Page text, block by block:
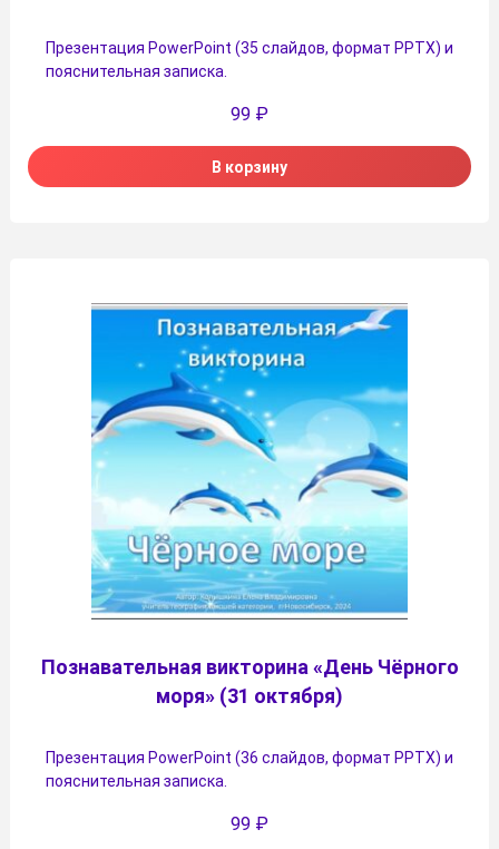
Презентация PowerPoint (35 слайдов, формат PPTX) и
пояснительная записка.
99 ₽
В корзину
Познавательная викторина «День Чёрного
моря» (31 октября)
Презентация PowerPoint (36 слайдов, формат PPTX) и
пояснительная записка.
99 ₽